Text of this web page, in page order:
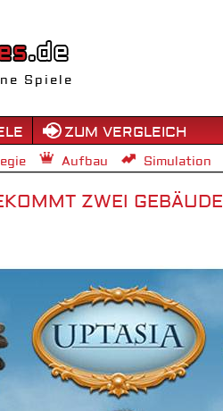
Spiele
ZUM VERGLEICH
Aufbau Simulation
ZWEI GEBÄUDE